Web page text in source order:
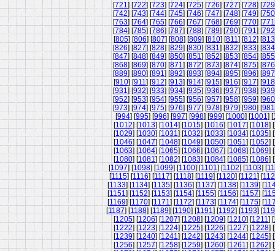
[721] [722] [723] [724] [725] [726] [727] [728] [729
[742] [743] [744] [745] [746] [747] [748] [749] [750
[763] [764] [765] [766] [767] [768] [769] [770] [771
[784] [785] [786] [787] [788] [789] [790] [791] [792
[805] [806] [807] [808] [809] [810] [811] [812] [813
[826] [827] [828] [829] [830] [831] [832] [833] [834
[847] [848] [849] [850] [851] [852] [853] [854] [855
[868] [869] [870] [871] [872] [873] [874] [875] [876
[889] [890] [891] [892] [893] [894] [895] [896] [897
[910] [911] [912] [913] [914] [915] [916] [917] [918
[931] [932] [933] [934] [935] [936] [937] [938] [939
[952] [953] [954] [955] [956] [957] [958] [959] [960
[973] [974] [975] [976] [977] [978] [979] [980] [981
[994] [995] [996] [997] [998] [999] [1000] [1001] [
[1012] [1013] [1014] [1015] [1016] [1017] [1018] [
[1029] [1030] [1031] [1032] [1033] [1034] [1035] [
[1046] [1047] [1048] [1049] [1050] [1051] [1052] [
[1063] [1064] [1065] [1066] [1067] [1068] [1069] [
[1080] [1081] [1082] [1083] [1084] [1085] [1086] [
[1097] [1098] [1099] [1100] [1101] [1102] [1103] [
[1115] [1116] [1117] [1118] [1119] [1120] [1121] [
[1133] [1134] [1135] [1136] [1137] [1138] [1139] [
[1151] [1152] [1153] [1154] [1155] [1156] [1157] [
[1169] [1170] [1171] [1172] [1173] [1174] [1175] [
[1187] [1188] [1189] [1190] [1191] [1192] [1193] [
[1205] [1206] [1207] [1208] [1209] [1210] [1211] [
[1222] [1223] [1224] [1225] [1226] [1227] [1228] [
[1239] [1240] [1241] [1242] [1243] [1244] [1245] [
[1256] [1257] [1258] [1259] [1260] [1261] [1262] [